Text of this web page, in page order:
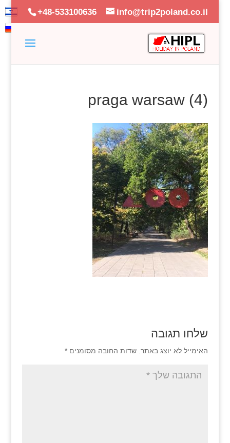
+48-533100636 info@trip2poland.co.il
praga warsaw (4)
שלחו תגובה
האימייל לא יוצג באתר. שדות החובה מסומנים *